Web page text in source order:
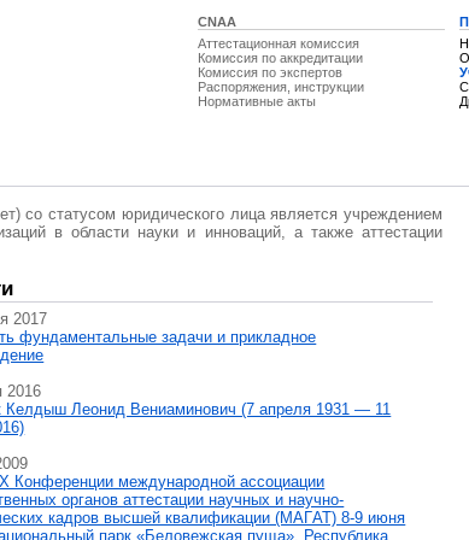
CNAA
Аттестационная комиссия
Комиссия по аккредитации
Комиссия по экспертов
Распоряжения, инструкции
Нормативные акты
со статусом юридического лица является учреждением
в области науки и инноваций, а также аттестации
2017
фундаментальные задачи и прикладное
2016
Келдыш Леонид Вениаминович (7 апреля 1931 — 11
Конференции международной ассоциации
органов аттестации научных и научно-
кадров высшей квалификации (МАГAT) 8-9 июня
парк «Беловежская пуща», Республика